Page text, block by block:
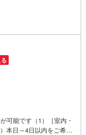
可能です（1）［室内・
本日～4日以内をご希望